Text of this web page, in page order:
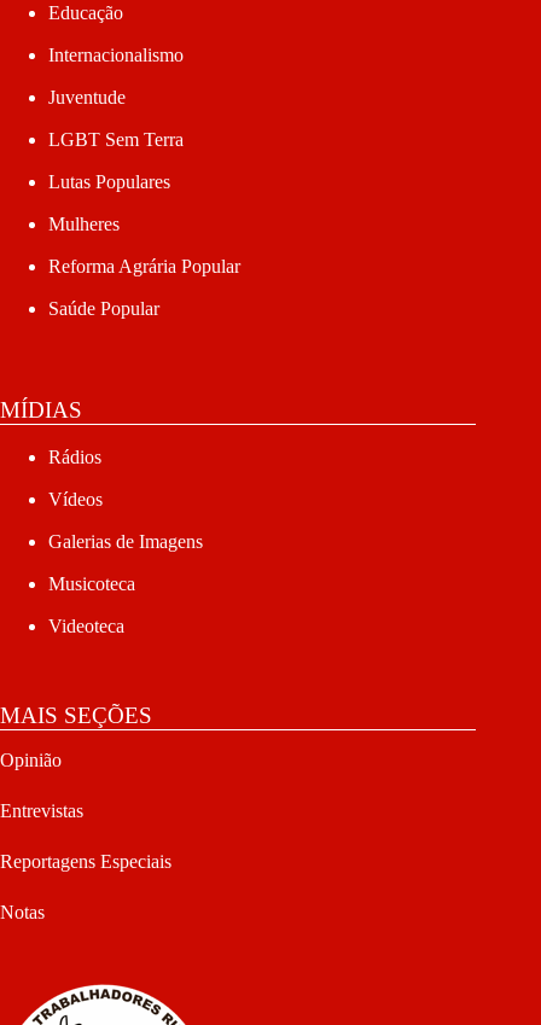
Educação
Internacionalismo
Juventude
LGBT Sem Terra
Lutas Populares
Mulheres
Reforma Agrária Popular
Saúde Popular
MÍDIAS
Rádios
Vídeos
Galerias de Imagens
Musicoteca
Videoteca
MAIS SEÇÕES
Opinião
Entrevistas
Reportagens Especiais
Notas